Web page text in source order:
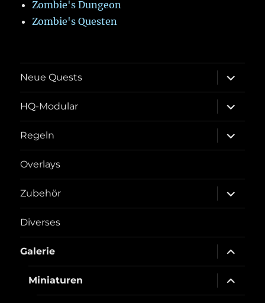
Zombie's Dungeon
Zombie's Questen
Neue Quests
öffnen
HQ-Modular
öffnen
Regeln
öffnen
Overlays
Zubehör
öffnen
Diverses
Galerie
öffnen
Miniaturen
öffnen